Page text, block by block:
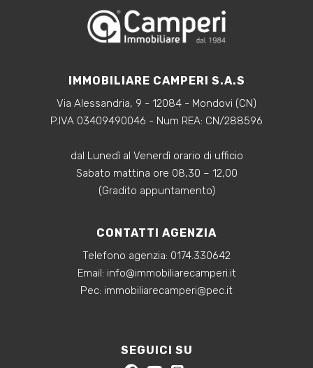
IMMOBILIARE CAMPERI S.A.S
Via Alessandria, 9 - 12084 - Mondovi (CN)
P.IVA 03409490046 - Num REA: CN/288596
dal Lunedì al Venerdì orario di ufficio
Sabato mattina ore 08,30 – 12,00
(Gradito appuntamento)
CONTATTI AGENZIA
Telefono agenzia: 0174.330642
‍Email: info@immobiliarecamperi.it
‍Pec: immobiliarecamperi@pec.it
SEGUICI SU